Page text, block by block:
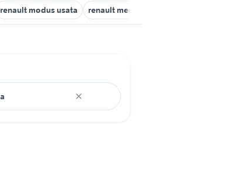
renault modus usata renault megane 1500 diesel auto